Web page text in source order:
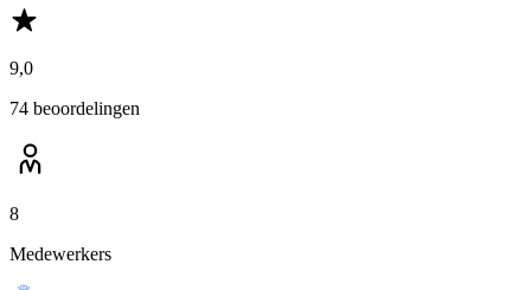
9,0
74 beoordelingen
8
Medewerkers